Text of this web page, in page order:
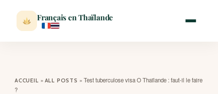
Français en Thaïlande
ACCUEIL » ALL POSTS » Test tuberculose visa O Thaïlande : faut-il le faire
?